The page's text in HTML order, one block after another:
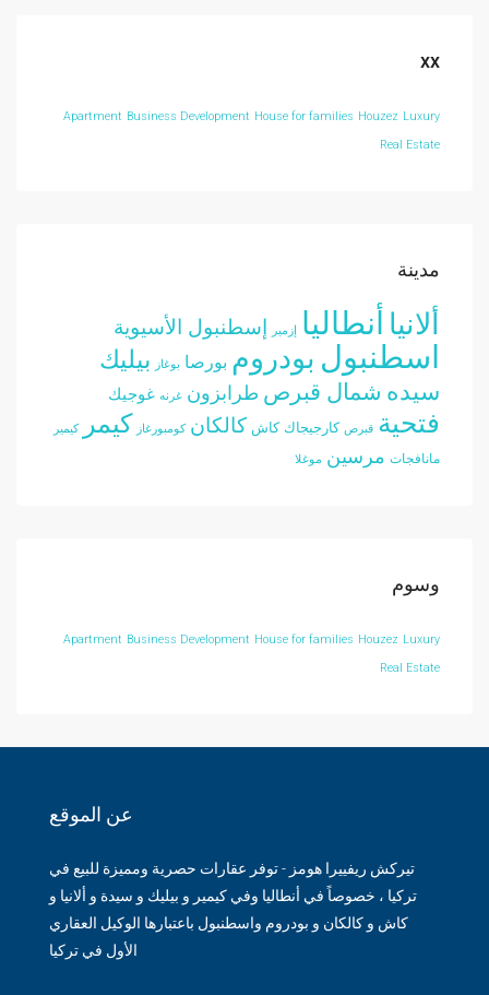
xx
Apartment Business Development House for families Houzez Luxury
Real Estate
مدينة
ألانيا أنطاليا إزمير إسطنبول الأسيوية
اسطنبول بودروم بورصا بوغاز بيليك
سيده شمال قبرص طرابزون غرنه غوجيك
فتحية قبرص كارجيجاك كاش كالكان كومبورغاز كيمر كيمير
مانافجات مرسين موغلا
وسوم
Apartment Business Development House for families Houzez Luxury
Real Estate
عن الموقع
تيركش ريفييرا هومز - توفر عقارات حصرية ومميزة للبيع في
تركيا ، خصوصاً في أنطاليا وفي كيمير و بيليك و سيدة و ألانيا و
كاش و كالكان و بودروم واسطنبول باعتبارها الوكيل العقاري
الأول في تركيا